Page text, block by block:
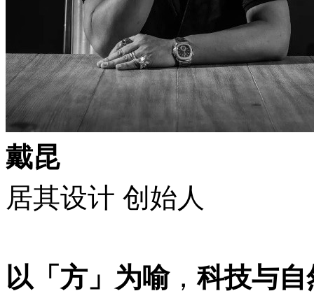
戴昆
居其设计 创始人
以「方」为喻，科技与